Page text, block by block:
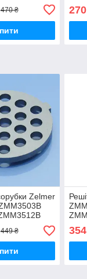
470 ₴
Zelmer
449 ₴